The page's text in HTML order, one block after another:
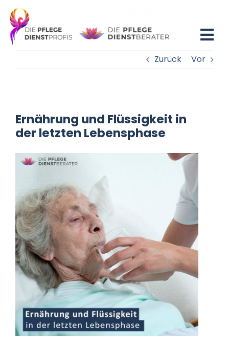
Zum
Inhalt
springen
Existenzgründung
Fortbildung
Partner
Datenschutz
Kontakt
Zurück Vor
Ernährung und Flüssigkeit in
der letzten Lebensphase